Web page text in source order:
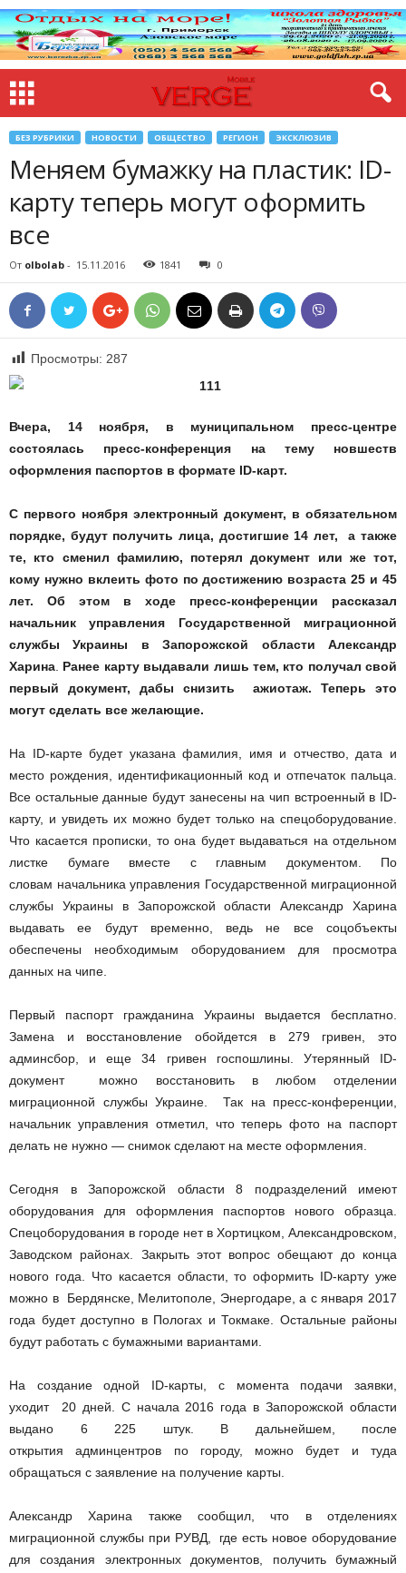
БЕЗ РУБРИКИ НОВОСТИ ОБЩЕСТВО РЕГИОН ЭКСКЛЮЗИВ
Меняем бумажку на пластик: ID-
карту теперь могут оформить
все
От olbolab - 15.11.2016 1841 0
Просмотры: 287
Вчера, 14 ноября, в муниципальном пресс-центре
состоялась пресс-конференция на тему новшеств
оформления паспортов в формате ID-карт.
С первого ноября электронный документ, в обязательном
порядке, будут получить лица, достигшие 14 лет, а также
те, кто сменил фамилию, потерял документ или же тот,
кому нужно вклеить фото по достижению возраста 25 и 45
лет. Об этом в ходе пресс-конференции рассказал
начальник управления Государственной миграционной
службы Украины в Запорожской области Александр
Харина Ранее карту выдавали лишь тем, кто получал свой
первый документ, дабы снизить ажиотаж. Теперь это
могут сделать все желающие.
На ID-карте будет указана фамилия, имя и отчество, дата и
место рождения, идентификационный код и отпечаток пальца.
Все остальные данные будут занесены на чип встроенный в ID-
карту, и увидеть их можно будет только на спецоборудование.
Что касается прописки, то она будет выдаваться на отдельном
листке бумаге вместе с главным документом. По
словам начальника управления Государственной миграционной
службы Украины в Запорожской области Александр Харина
выдавать ее будут временно, ведь не все соцобъекты
обеспечены необходимым оборудованием для просмотра
данных на чипе.
Первый паспорт гражданина Украины выдается бесплатно.
Замена и восстановление обойдется в 279 гривен, это
админсбор, и еще 34 гривен госпошлины. Утерянный ID-
документ можно восстановить в любом отделении
миграционной службы Украине. Так на пресс-конференции,
начальник управления отметил, что теперь фото на паспорт
делать не нужно — снимок сделают на месте оформления.
Сегодня в Запорожской области 8 подразделений имеют
оборудования для оформления паспортов нового образца.
Спецоборудования в городе нет в Хортицком, Александровском,
Заводском районах. Закрыть этот вопрос обещают до конца
нового года. Что касается области, то оформить ID-карту уже
можно в Бердянске, Мелитополе, Энергодаре, а с января 2017
года будет доступно в Пологах и Токмаке. Остальные районы
будут работать с бумажными вариантами.
На создание одной ID-карты, с момента подачи заявки,
уходит 20 дней. С начала 2016 года в Запорожской области
выдано 6 225 штук. В дальнейшем, после
открытия админцентров по городу, можно будет и туда
обращаться с заявление на получение карты.
Александр Харина также сообщил, что в отделениях
миграционной службы при РУВД, где есть новое оборудование
для создания электронных документов, получить бумажный